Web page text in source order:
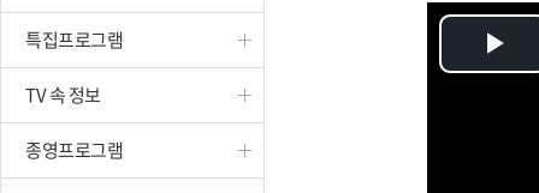
특집프로그램
TV 속 정보
종영프로그램